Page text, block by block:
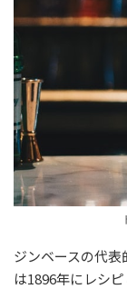
ジンベースの代表
は1896年にレシ